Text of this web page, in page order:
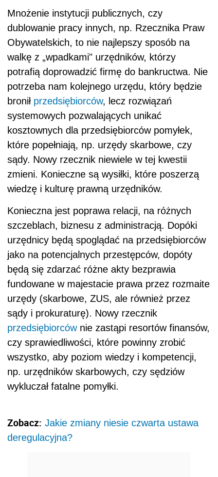
Mnożenie instytucji publicznych, czy
dublowanie pracy innych, np. Rzecznika Praw
Obywatelskich, to nie najlepszy sposób na
walkę z „wpadkami" urzędników, którzy
potrafią doprowadzić firmę do bankructwa. Nie
potrzeba nam kolejnego urzędu, który będzie
bronił przedsiębiorców, lecz rozwiązań
systemowych pozwalających unikać
kosztownych dla przedsiębiorców pomyłek,
które popełniają, np. urzędy skarbowe, czy
sądy. Nowy rzecznik niewiele w tej kwestii
zmieni. Konieczne są wysiłki, które poszerzą
wiedzę i kulturę prawną urzędników.
Konieczna jest poprawa relacji, na różnych
szczeblach, biznesu z administracją. Dopóki
urzędnicy będą spoglądać na przedsiębiorców
jako na potencjalnych przestępców, dopóty
będą się zdarzać różne akty bezprawia
fundowane w majestacie prawa przez rozmaite
urzędy (skarbowe, ZUS, ale również przez
sądy i prokuraturę). Nowy rzecznik
przedsiębiorcównie zastąpi resortów finansów,
czy sprawiedliwości, które powinny zrobić
wszystko, aby poziom wiedzy i kompetencji,
np. urzędników skarbowych, czy sędziów
wykluczał fatalne pomyłki.
Zobacz: Jakie zmiany niesie czwarta ustawa
deregulacyjna?